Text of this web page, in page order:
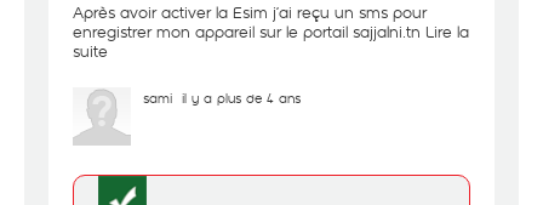
Après avoir activer la Esim j’ai reçu un sms pour
enregistrer mon appareil sur le portail sajjalni.tn Lire la
suite
sami il y a plus de 4 ans